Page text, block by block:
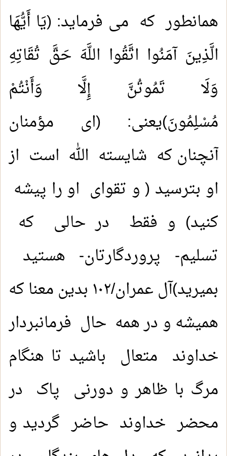
همانطور که می فرماید: (يَا أَيُّهَا
الَّذِينَ آمَنُوا اتَّقُوا اللَّهَ حَقَّ تُقَاتِهِ
وَلَا تَمُوتُنَّ إِلَّا وَأَنْتُمْ
مُسْلِمُونَ)یعنی: (ای مؤمنان
آنچنان که شایسته الله است از
او بترسید ( و تقوای او را پیشه
کنید) و فقط در حالی که
تسلیم- پروردگارتان- هستید
بمیرید)آل عمران/١٠٢ بدین معنا که
همیشه و در همه حال فرمانبردار
خداوند متعال باشید تا هنگام
مرگ با ظاهر و دورنی پاک در
محضر خداوند حاضر گردید و